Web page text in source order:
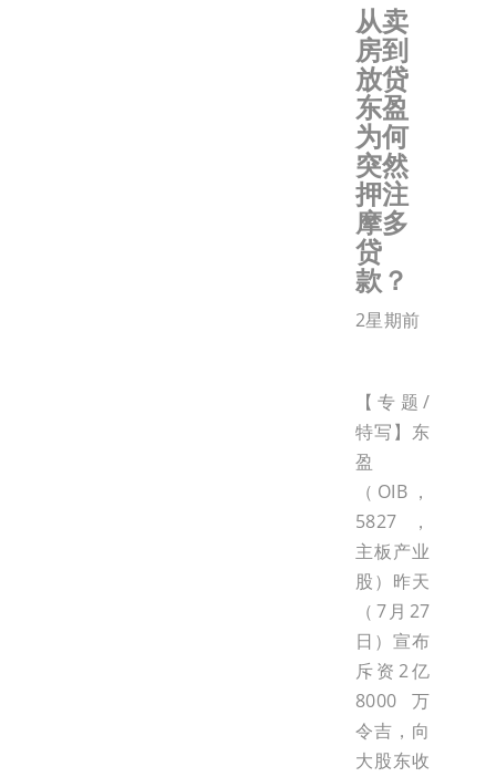
从卖
房到
放贷
东盈
为何
突然
押注
摩多
贷
款？
2星期前
【专题/
特写】东
盈
（OIB，
5827，
主板产业
股）昨天
（7月27
日）宣布
斥资2亿
8000万
令吉，向
大股东收